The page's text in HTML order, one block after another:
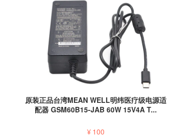
原装正品台湾MEAN WELL明纬医疗级电源适
配器 GSM60B15-JAB 60W 15V4A T...
¥ 100